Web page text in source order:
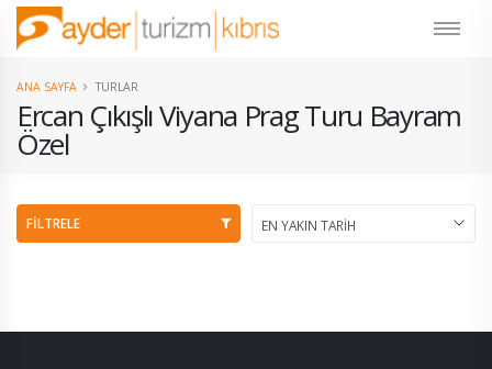
Ercan Çıkışlı Viyana Prag Turu Bayram
Özel
ANA SAYFA TURLAR
FİLTRELE